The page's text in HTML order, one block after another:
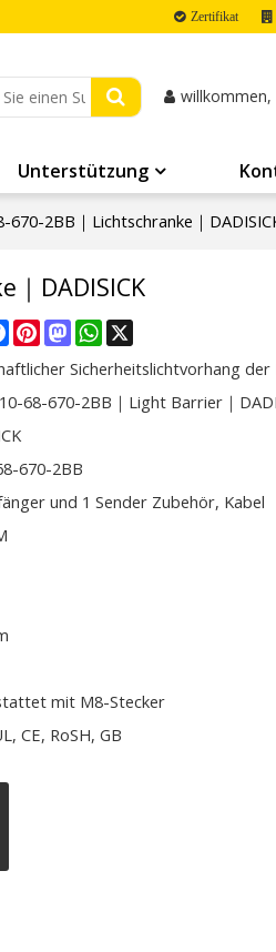
Zertifikat
willkommen,
Unterstützung
670-2BB｜Lichtschranke｜
DADISICK
Facebook
PinterestMastodonWhatsApp
Sicherheitslichtvorhang der
68-670-2BB｜Light Barrier｜
670-2BB
und 1 Sender Zubehör, Kabel
mit M8-Stecker
CE, RoSH, GB